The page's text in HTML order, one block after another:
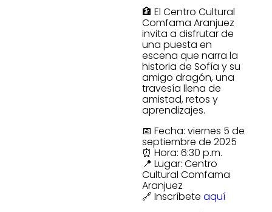
🏦 El Centro Cultural
Comfama Aranjuez
invita a disfrutar de
una puesta en
escena que narra la
historia de Sofía y su
amigo dragón, una
travesía llena de
amistad, retos y
aprendizajes.
📅 Fecha: viernes 5 de
septiembre de 2025
⏰ Hora: 6:30 p.m.
📍 Lugar: Centro
Cultural Comfama
Aranjuez
🔗 Inscríbete aquí